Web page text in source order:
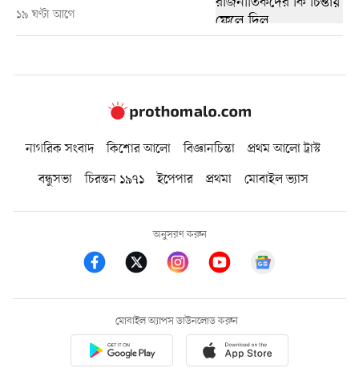
১৯ ঘণ্টা আগে
নাগরিক সংবাদ কিশোর আলো বিজ্ঞানচিন্তা
প্রথম আলো ট্রাস্ট
বন্ধুসভা
চিরন্তন ১৯৭১ ইপেপার প্রথমা মোবাইল ভ্যাস
অনুসরণ করুন
মোবাইল অ্যাপস ডাউনলোড করুন